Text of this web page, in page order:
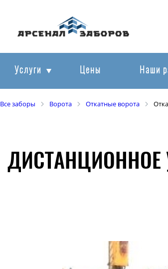
Услуги Цены Наши
Все заборы Ворота Откатные ворота
ДИСТАНЦИОННОЕ